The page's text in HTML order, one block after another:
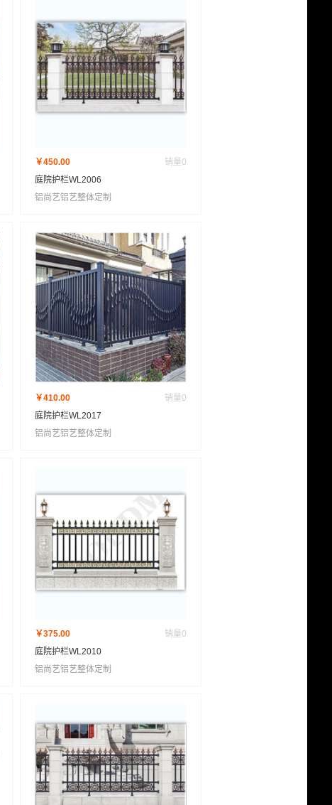
￥450.00 销量0
庭院护栏WL2006
铝尚艺铝艺整体定制
￥410.00 销量0
庭院护栏WL2017
铝尚艺铝艺整体定制
￥375.00 销量0
庭院护栏WL2010
铝尚艺铝艺整体定制